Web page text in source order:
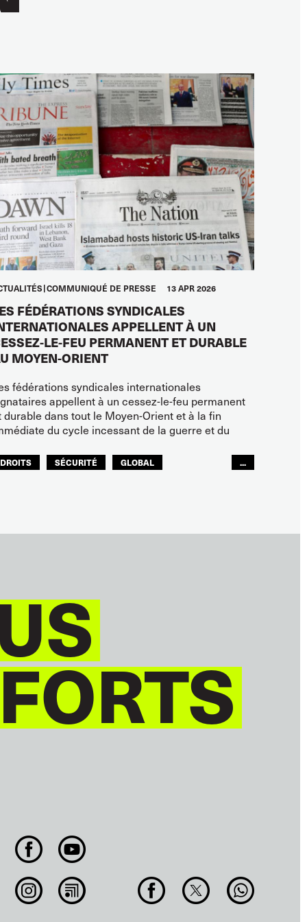
COMMUNIQUÉ DE PRESSE 13 APR 2026
FÉDÉRATIONS SYNDICALES
APPELLENT À UN
LE-FEU PERMANENT ET DURABLE
MOYEN-ORIENT
fédérations syndicales internationales
appellent à un cessez-le-feu permanent
durable dans tout le Moyen-Orient et à la fin
du cycle incessant de la guerre et du
DROITS SÉCURITÉ
GLOBAL
...